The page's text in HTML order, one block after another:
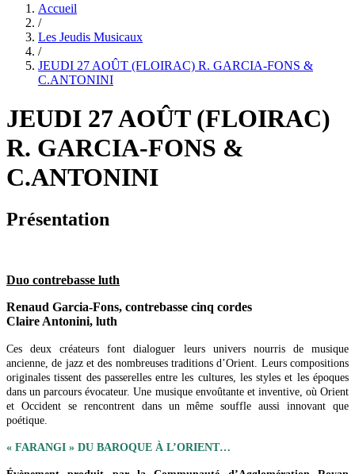
Accueil
/
Les Jeudis Musicaux
/
JEUDI 27 AOÛT (FLOIRAC) R. GARCIA-FONS &
C.ANTONINI
JEUDI 27 AOÛT (FLOIRAC)
R. GARCIA-FONS &
C.ANTONINI
Présentation
Duo contrebasse luth
Renaud Garcia‑Fons, contrebasse cinq cordes
Claire Antonini, luth
Ces deux créateurs font dialoguer leurs univers nourris de musique
ancienne, de jazz et des nombreuses traditions d’Orient. Leurs compositions
originales tissent des passerelles entre les cultures, les styles et les époques
dans un parcours évocateur. Une musique envoûtante et inventive, où Orient
et Occident se rencontrent dans un même souffle aussi innovant que
poétique.
« FARANGI » DU BAROQUE À L’ORIENT…